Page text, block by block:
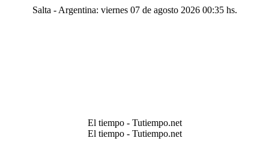
Salta - Argentina: viernes 07 de agosto 2026 00:35 hs.
El tiempo - Tutiempo.net
El tiempo - Tutiempo.net